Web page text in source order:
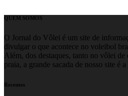
QUEM SOMOS
O Jornal do Vôlei é um site de
divulgar o que acontece no voleibol
Além, dos destaques, tanto no vôlei
praia, a grande sacada de nosso site é
Recentes